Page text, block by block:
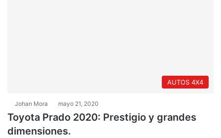
AUTOS 4X4
Johan Mora mayo 21, 2020
Toyota Prado 2020: Prestigio y grandes
dimensiones.